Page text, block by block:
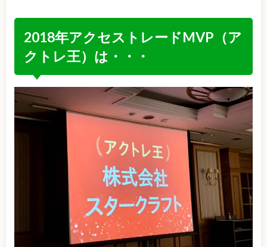
2018年アクセストレードMVP（ア
クトレ王）は・・・